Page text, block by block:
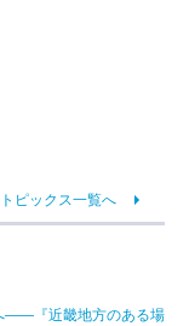
ピックス一覧へ
――『近畿地方のある場